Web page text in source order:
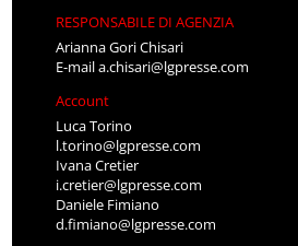
RESPONSABILE DI AGENZIA
Arianna Gori Chisari
E-maila.chisari@lgpresse.com
Account
Luca Torino
l.torino@lgpresse.com
Ivana Cretier
i.cretier@lgpresse.com
Daniele Fimiano
d.fimiano@lgpresse.com